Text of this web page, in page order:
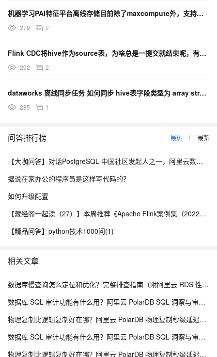
机器学习PAI特征平台离线存储目前除了maxcompute外，支持其他类型的存储了吗？比如hive表
279 2
Flink CDC将hive作为source表，为啥总是一提交就结束呢，有人碰到过么？
292 2
dataworks 离线同步任务 如何同步 hive表字段类型为 array struct 的数据?
285 1
问答排行榜 最热 最新
【大咖问答】对话PostgreSQL 中国社区发起人之一，阿里云数据库高级专家 德哥
据说在家办公的程序员是这样写代码的？
如何升级配置
【藏经阁一起读（27）】本周推荐《Apache Flink案例集（2022版）》，你有哪些心得？
【精品问答】python技术1000问(1)
相关文章
数据库慢查询怎么定位和优化？完整排查指南（附阿里云 RDS 性能洞察方案）
数据库 SQL 审计功能有什么用？阿里云 PolarDB SQL 洞察与审计解析
物理复制比逻辑复制好在哪？阿里云 PolarDB 物理复制秒级延迟解析
数据库 SQL 审计功能有什么用？阿里云 PolarDB SQL 洞察与审计解析
物理复制比逻辑复制好在哪？阿里云 PolarDB 物理复制秒级延迟解析